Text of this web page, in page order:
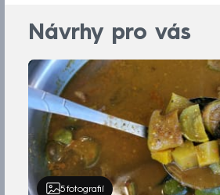
Návrhy pro vás
5 fotografií